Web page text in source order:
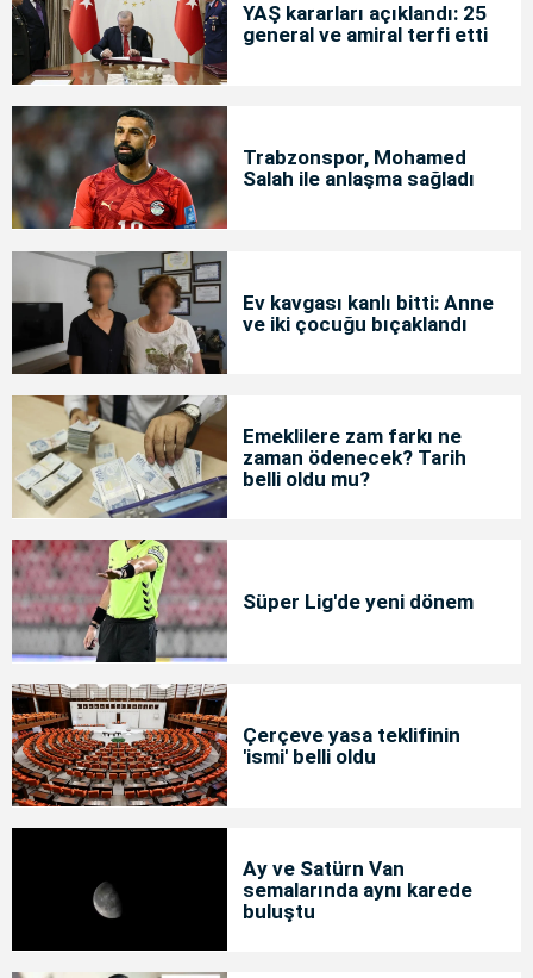
YAŞ kararları açıklandı: 25
general ve amiral terfi etti
Trabzonspor, Mohamed
Salah ile anlaşma sağladı
Ev kavgası kanlı bitti: Anne
ve iki çocuğu bıçaklandı
Emeklilere zam farkı ne
zaman ödenecek? Tarih
belli oldu mu?
Süper Lig'de yeni dönem
Çerçeve yasa teklifinin
'ismi' belli oldu
Ay ve Satürn Van
semalarında aynı karede
buluştu